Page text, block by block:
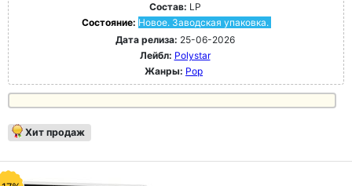
Состав: LP
Состояние: Новое. Заводская упаковка.
Дата релиза: 25-06-2026
Лейбл: Polystar
Жанры: Pop
Хит продаж